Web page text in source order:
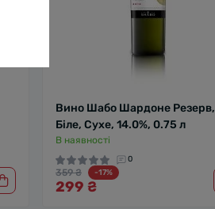
Вино Шабо Шардоне Резерв,
Біле, Сухе, 14.0%, 0.75 л
В наявності
0
359 ₴ -17%
299 ₴